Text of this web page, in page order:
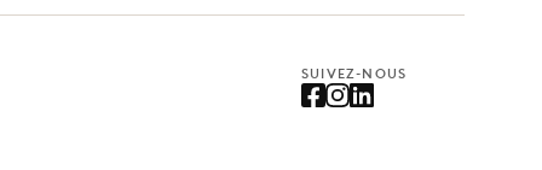
SUIVEZ-NOUS